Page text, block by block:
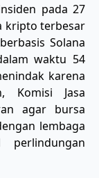
pada 27
kripto terbesar
Solana
waktu 54
karena
Komisi Jasa
agar bursa
lembaga